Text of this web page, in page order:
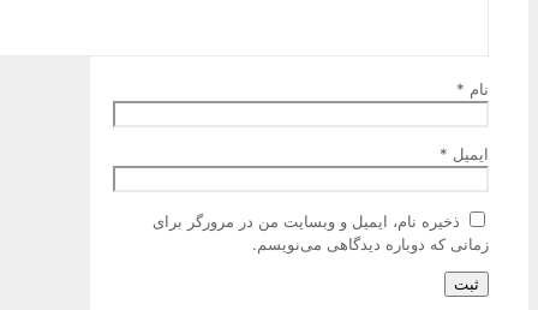
نام*
ایمیل *
ذخیره نام، ایمیل و وبسایت من در مرورگر برای
زمانی که دوباره دیدگاهی می‌نویسم.